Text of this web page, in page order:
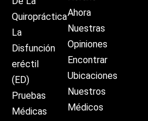
Quiropráctica
La
Disfunción
eréctil
(ED)
Pruebas
Médicas
Ahora
Nuestras
Opiniones
Encontrar
Ubicaciones
Nuestros
Médicos